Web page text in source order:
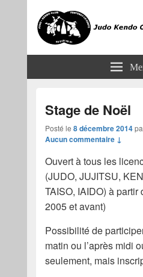
JKCF
Stage de Noël
Posté le 8 décembre 2014
Aucun commentaire ↓
Ouvert à tous les
(JUDO, JUJITSU,
TAISO, IAIDO) à partir
2005 et avant)
Possibilité de
matin ou l’après midi
seulement, mais